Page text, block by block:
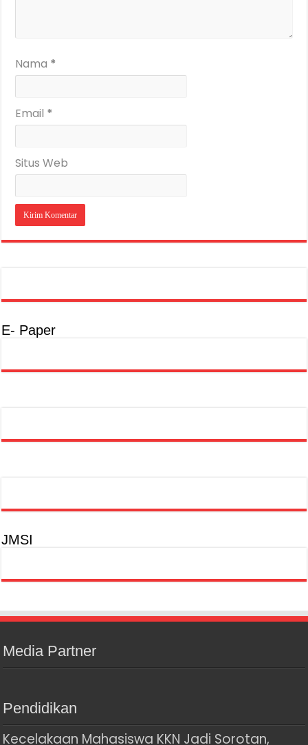
Nama *
Email *
Situs Web
E- Paper
JMSI
Media Partner
Pendidikan
Kecelakaan Mahasiswa KKN Jadi Sorotan,